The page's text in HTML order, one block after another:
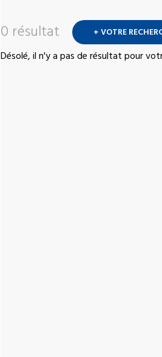
0 résultat + VOTRE
Désolé, il n'y a pas de résultat pour